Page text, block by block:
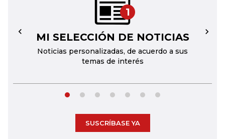
1
MI SELECCIÓN DE NOTICIAS
Noticias personalizadas, de acuerdo a sus
temas de interés
← →
SUSCRÍBASE YA